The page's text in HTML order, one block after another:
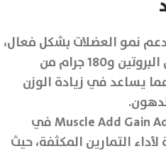
نمو العضلات بشكل فعال،
حيث يحتوي على 50 جرام من البروتين و180 جرام من
يساعد في زيادة الوزن
: يساعد Muscle Add Gain Add في
التمارين المكثفة، حيث